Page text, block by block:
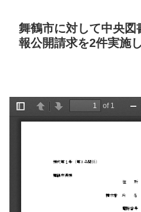
舞鶴市に対して中央図
報公開請求を2件実施